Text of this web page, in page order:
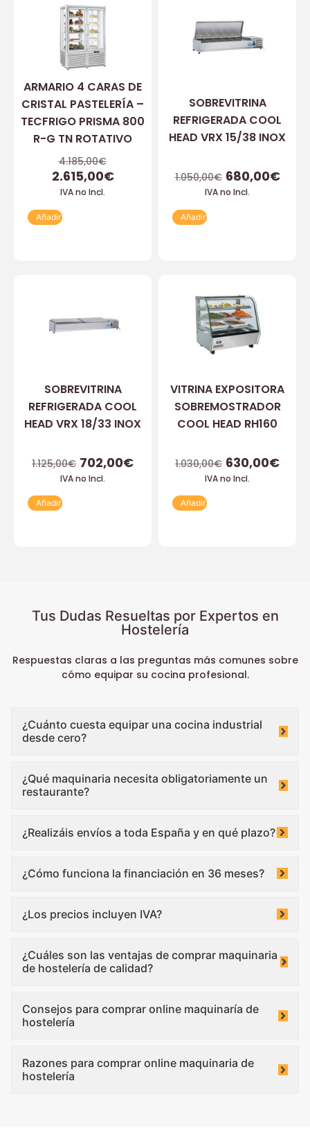
ARMARIO 4 CARAS DE
CRISTAL PASTELERÍA –
TECFRIGO PRISMA 800
R-G TN ROTATIVO
4.185,00€
2.615,00€
IVA no Incl.
Añadir
SOBREVITRINA
REFRIGERADA COOL
HEAD VRX 15/38 INOX
1.050,00€ 680,00€
IVA no Incl.
Añadir
SOBREVITRINA
REFRIGERADA COOL
HEAD VRX 18/33 INOX
1.125,00€ 702,00€
IVA no Incl.
Añadir
VITRINA EXPOSITORA
SOBREMOSTRADOR
COOL HEAD RH160
1.030,00€ 630,00€
IVA no Incl.
Añadir
Tus Dudas Resueltas por Expertos en
Hostelería
Respuestas claras a las preguntas más comunes sobre
cómo equipar su cocina profesional.
¿Cuánto cuesta equipar una cocina industrial
desde cero?
¿Qué maquinaria necesita obligatoriamente un
restaurante?
¿Realizáis envíos a toda España y en qué plazo?
¿Cómo funciona la financiación en 36 meses?
¿Los precios incluyen IVA?
¿Cuáles son las ventajas de comprar maquinaria
de hostelería de calidad?
Consejos para comprar online maquinaría de
hostelería
Razones para comprar online maquinaria de
hostelería